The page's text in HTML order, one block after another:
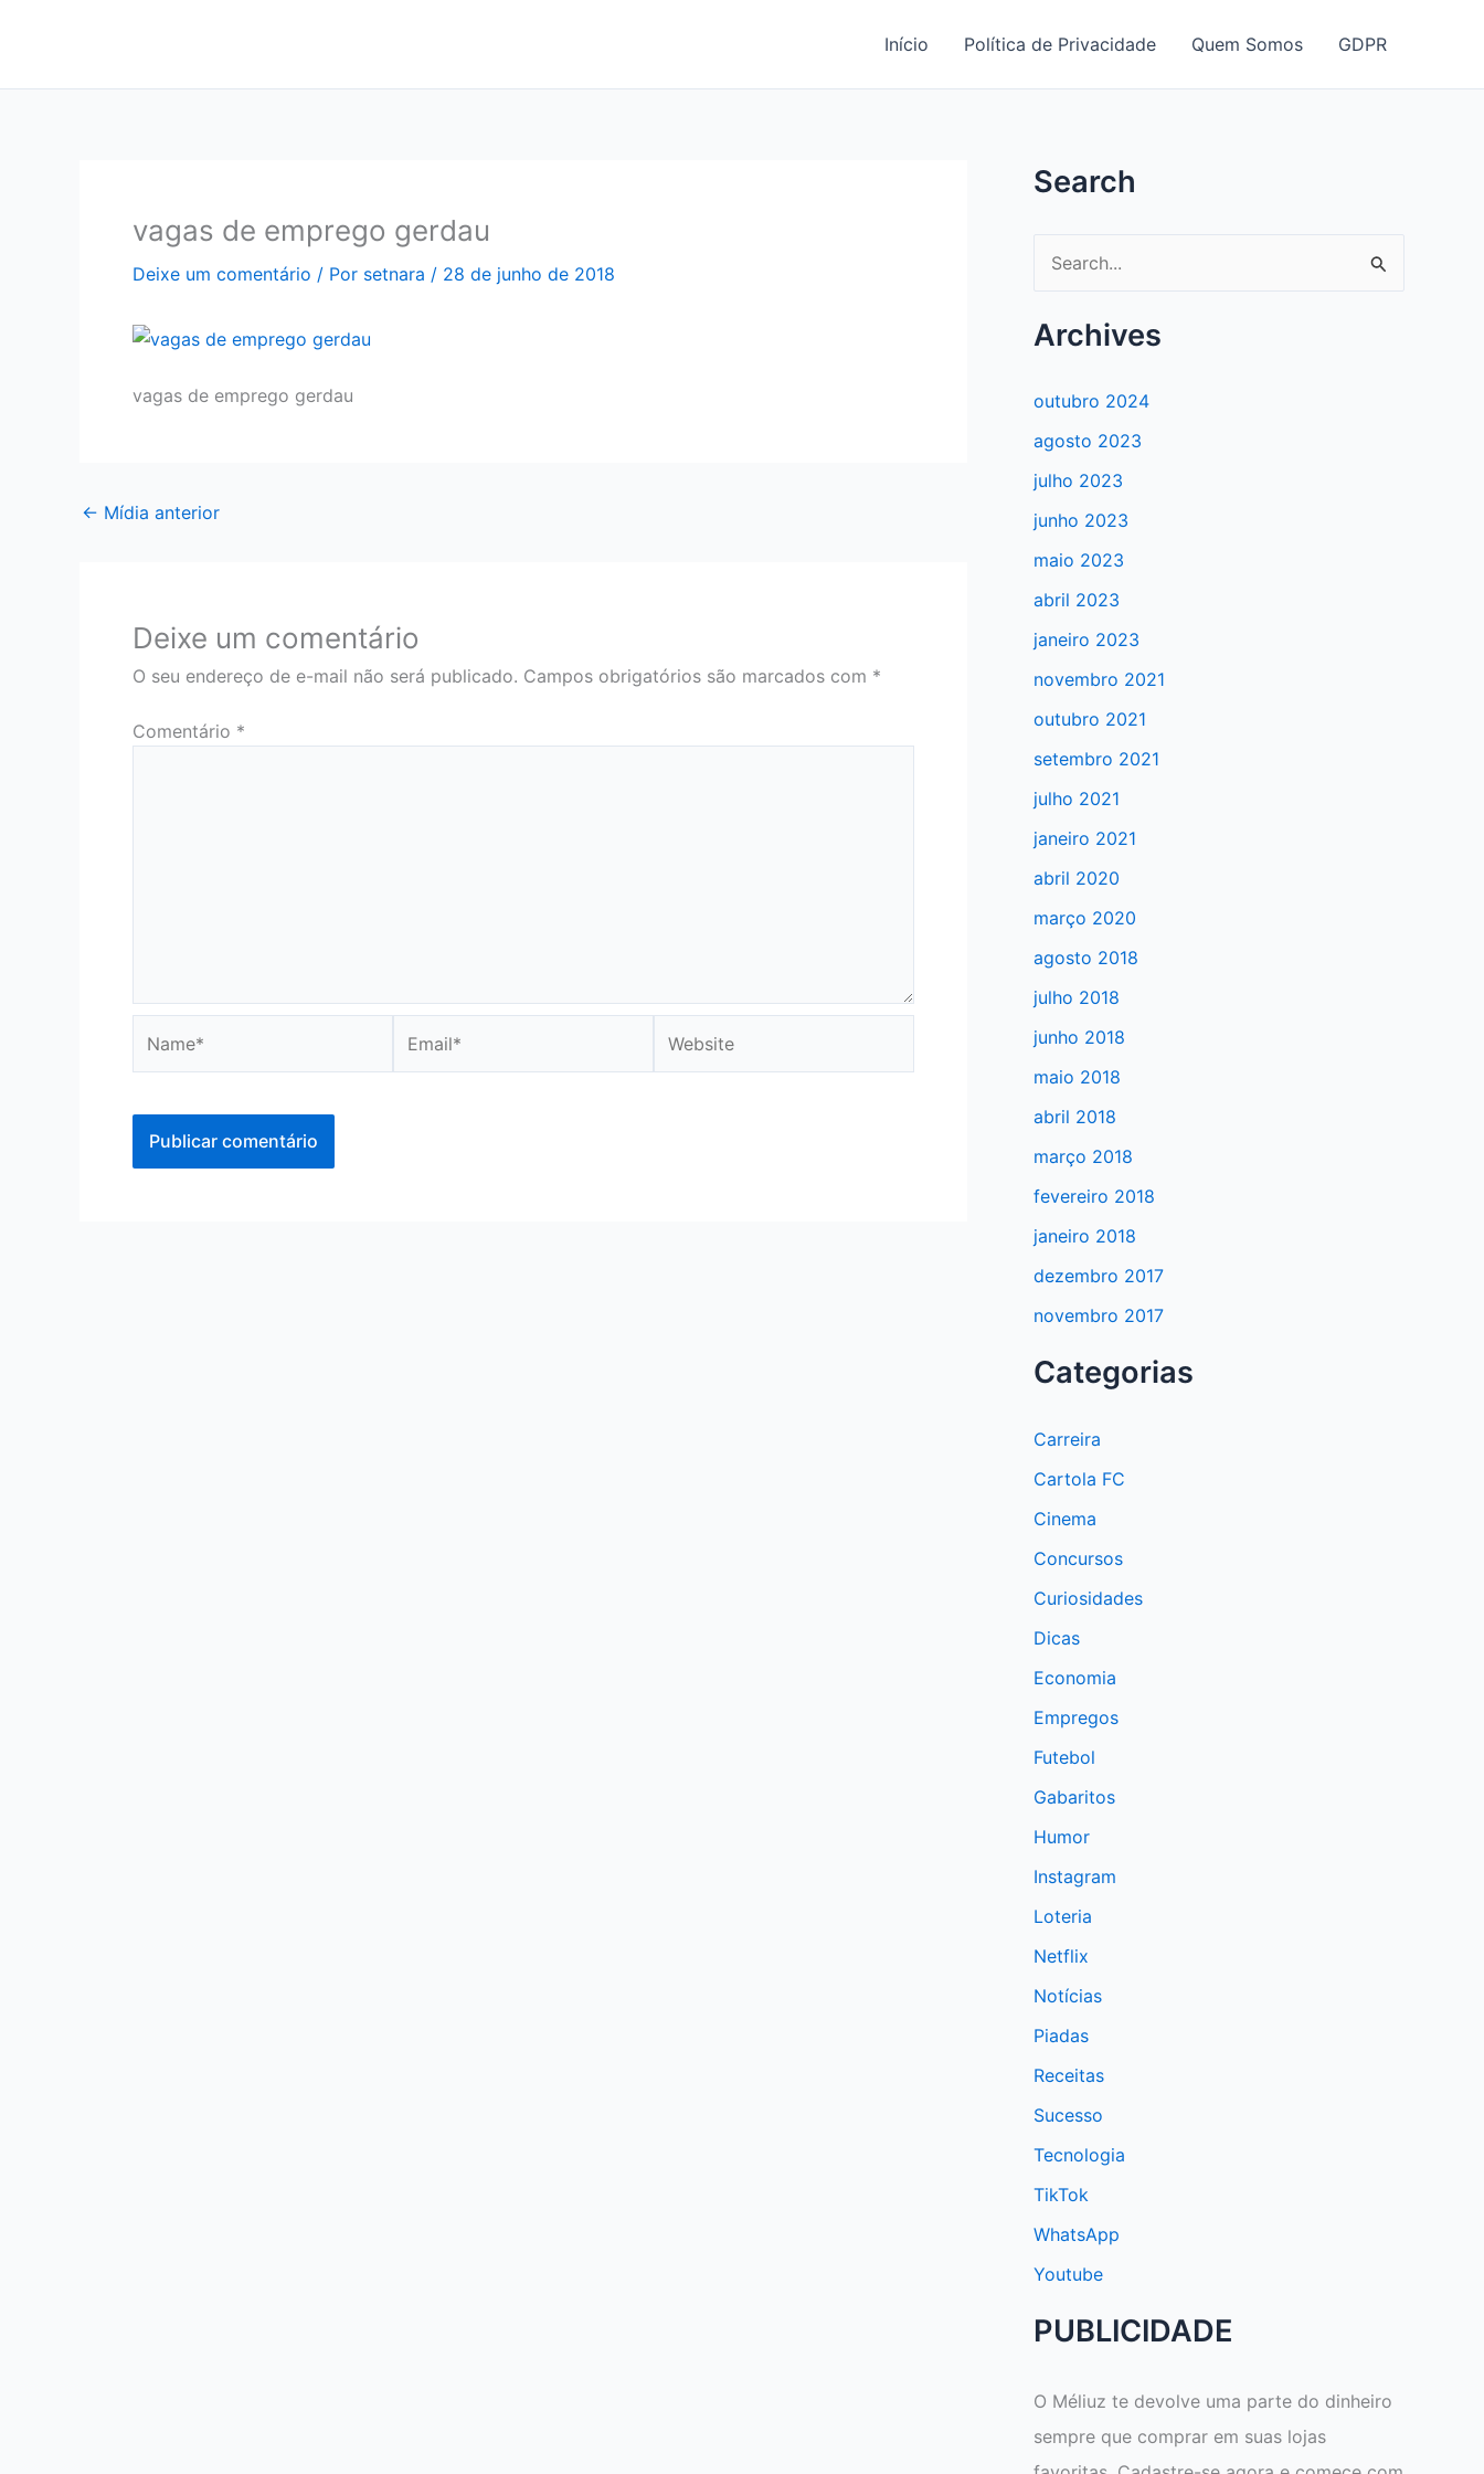
Início Política de Privacidade Quem Somos GDPR
vagas de emprego gerdau
Deixe um comentário / Por setnara / 28 de junho de 2018
vagas de emprego gerdau
← Mídia anterior
Deixe um comentário
O seu endereço de e-mail não será publicado. Campos obrigatórios são marcados com *
Comentário *
Search
e
s
u
a
r
p
o
r
:
Archives
outubro 2024
agosto 2023
julho 2023
junho 2023
maio 2023
abril 2023
janeiro 2023
novembro 2021
outubro 2021
setembro 2021
julho 2021
janeiro 2021
abril 2020
março 2020
agosto 2018
julho 2018
junho 2018
maio 2018
abril 2018
março 2018
fevereiro 2018
janeiro 2018
dezembro 2017
novembro 2017
Categorias
Carreira
Cartola FC
Cinema
Concursos
Curiosidades
Dicas
Economia
Empregos
Futebol
Gabaritos
Humor
Instagram
Loteria
Netflix
Notícias
Piadas
Receitas
Sucesso
Tecnologia
TikTok
WhatsApp
Youtube
PUBLICIDADE
O Méliuz te devolve uma parte do dinheiro
sempre que comprar em suas lojas